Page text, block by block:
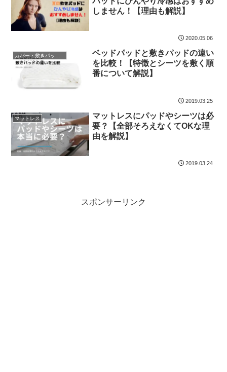
しません！【理由も解説】
2020.05.06
ベッドパッドと敷きパッドの違い
を比較！【特徴とシーツを敷く順
番について解説】
2019.03.25
マットレス
マットレスにパッドやシーツは必
要？【全部そろえなくてOKな理
由を解説】
2019.03.24
スポンサーリンク